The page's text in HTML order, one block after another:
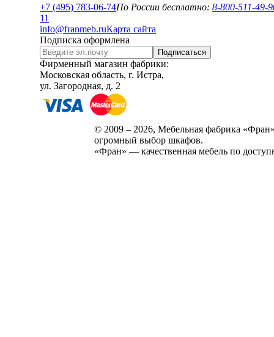
+7 (495) 783-06-74По России бесплатно: 8-800-511-49-
11
info@franmeb.ruКарта сайта
Подписка оформлена
Подписаться
Фирменный магазин фабрики:
Московская область, г. Истра,
ул. Загородная, д. 2
© 2009 – 2026, Мебельная фабрика
огромный выбор шкафов.
«Фран» — качественная мебель по